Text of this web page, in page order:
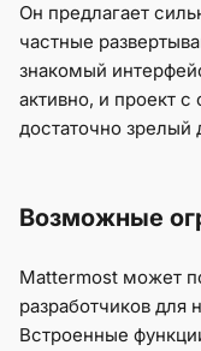
Он предлагает
частные
знакомый
активно, и проект
достаточно зрелый
Возможные
Mattermost может
разработчиков для
Встроенные